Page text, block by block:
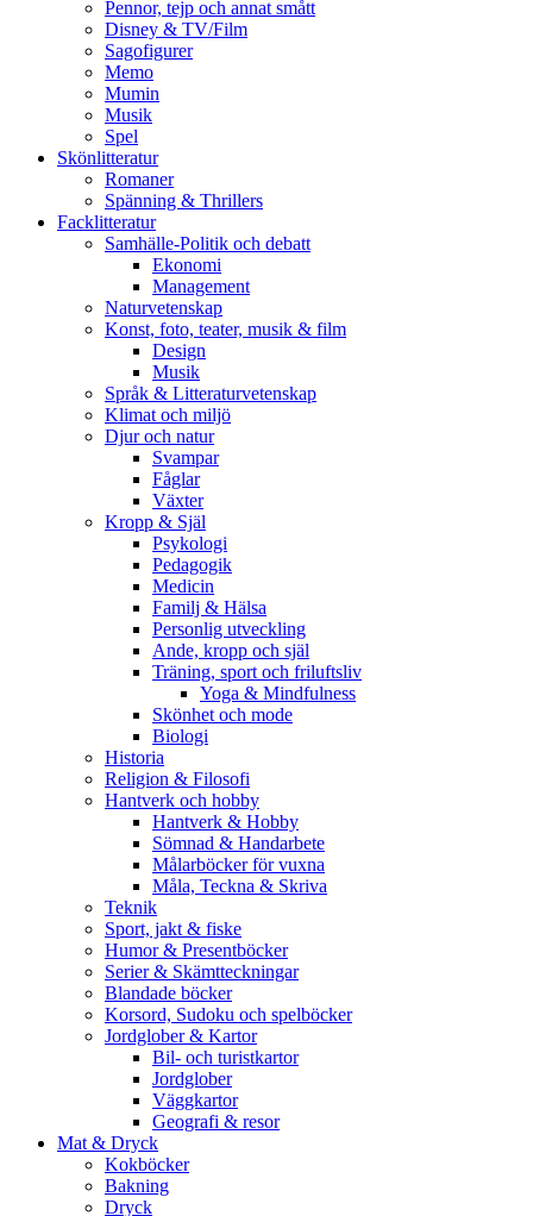
Pennor, tejp och annat smått
Disney & TV/Film
Sagofigurer
Memo
Mumin
Musik
Spel
Skönlitteratur
Romaner
Spänning & Thrillers
Facklitteratur
Samhälle-Politik och debatt
Ekonomi
Management
Naturvetenskap
Konst, foto, teater, musik & film
Design
Musik
Språk & Litteraturvetenskap
Klimat och miljö
Djur och natur
Svampar
Fåglar
Växter
Kropp & Själ
Psykologi
Pedagogik
Medicin
Familj & Hälsa
Personlig utveckling
Ande, kropp och själ
Träning, sport och friluftsliv
Yoga & Mindfulness
Skönhet och mode
Biologi
Historia
Religion & Filosofi
Hantverk och hobby
Hantverk & Hobby
Sömnad & Handarbete
Målarböcker för vuxna
Måla, Teckna & Skriva
Teknik
Sport, jakt & fiske
Humor & Presentböcker
Serier & Skämtteckningar
Blandade böcker
Korsord, Sudoku och spelböcker
Jordglober & Kartor
Bil- och turistkartor
Jordglober
Väggkartor
Geografi & resor
Mat & Dryck
Kokböcker
Bakning
Dryck